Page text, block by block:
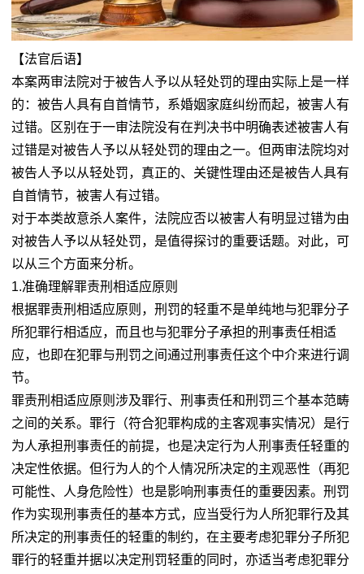
【法官后语】
本案两审法院对于被告人予以从轻处罚的理由实际上是一样
的：被告人具有自首情节，系婚姻家庭纠纷而起，被害人有
过错。区别在于一审法院没有在判决书中明确表述被害人有
过错是对被告人予以从轻处罚的理由之一。但两审法院均对
被告人予以从轻处罚，真正的、关键性理由还是被告人具有
自首情节，被害人有过错。
对于本类故意杀人案件，法院应否以被害人有明显过错为由
对被告人予以从轻处罚，是值得探讨的重要话题。对此，可
以从三个方面来分析。
1.准确理解罪责刑相适应原则
根据罪责刑相适应原则，刑罚的轻重不是单纯地与犯罪分子
所犯罪行相适应，而且也与犯罪分子承担的刑事责任相适
应，也即在犯罪与刑罚之间通过刑事责任这个中介来进行调
节。
罪责刑相适应原则涉及罪行、刑事责任和刑罚三个基本范畴
之间的关系。罪行（符合犯罪构成的主客观事实情况）是行
为人承担刑事责任的前提，也是决定行为人刑事责任轻重的
决定性依据。但行为人的个人情况所决定的主观恶性（再犯
可能性、人身危险性）也是影响刑事责任的重要因素。刑罚
作为实现刑事责任的基本方式，应当受行为人所犯罪行及其
所决定的刑事责任的轻重的制约，在主要考虑犯罪分子所犯
罪行的轻重并据以决定刑罚轻重的同时，亦适当考虑犯罪分